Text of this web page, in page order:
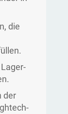
die
der